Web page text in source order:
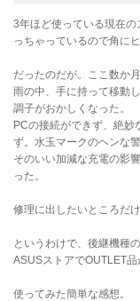
3年ほど使っている現在
っちゃっているので角に
だったのだが。ここ数か
雨の中、手に持って移動
調子がおかしくなった。
PCの接続ができず、絶妙
ず。水玉マークのヘンな
そのいい加減な充電の影
った。
修理に出したいところだ
というわけで、後継機種の
ASUSストアでOUTLET品
使ってみた簡単な感想。